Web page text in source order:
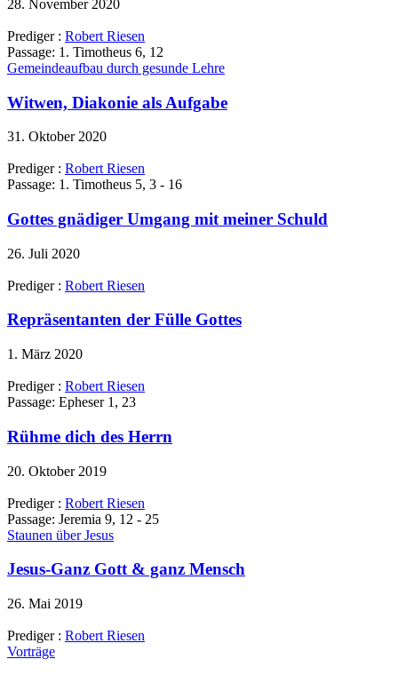
28. November 2020
Prediger : Robert Riesen
Passage: 1. Timotheus 6, 12
Gemeindeaufbau durch gesunde Lehre
Witwen, Diakonie als Aufgabe
31. Oktober 2020
Prediger : Robert Riesen
Passage: 1. Timotheus 5, 3 - 16
Gottes gnädiger Umgang mit meiner Schuld
26. Juli 2020
Prediger : Robert Riesen
Repräsentanten der Fülle Gottes
1. März 2020
Prediger : Robert Riesen
Passage: Epheser 1, 23
Rühme dich des Herrn
20. Oktober 2019
Prediger : Robert Riesen
Passage: Jeremia 9, 12 - 25
Staunen über Jesus
Jesus-Ganz Gott & ganz Mensch
26. Mai 2019
Prediger : Robert Riesen
Vorträge